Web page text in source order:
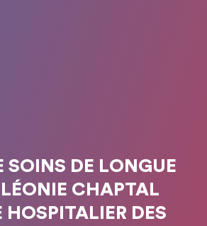
SOINS DE LONGUE
LÉONIE CHAPTAL
HOSPITALIER DES